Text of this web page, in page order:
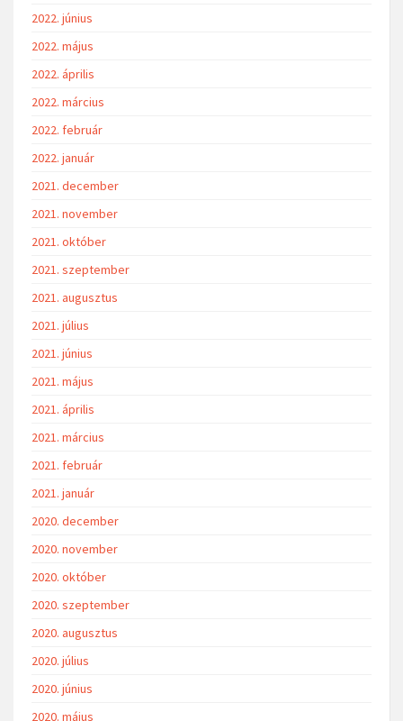
2022. június
2022. május
2022. április
2022. március
2022. február
2022. január
2021. december
2021. november
2021. október
2021. szeptember
2021. augusztus
2021. július
2021. június
2021. május
2021. április
2021. március
2021. február
2021. január
2020. december
2020. november
2020. október
2020. szeptember
2020. augusztus
2020. július
2020. június
2020. május